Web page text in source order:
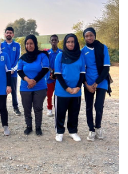
تغطيات
فيديو
بودكاست
إنفوجراف
قصة صورة
كاريكتير
برامج